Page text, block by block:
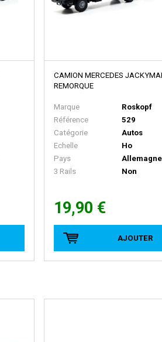
CAMION MERCEDES
REMORQUE
Marque
Roskopf
Référence
529
Catégorie
Autos
Echelle
Ho
Pays
Allemagne
3 Rails
Non
19,90 €
AJOUTER